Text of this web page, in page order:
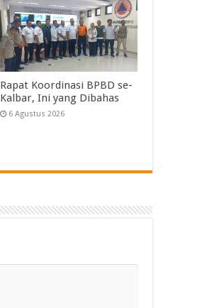
Rapat Koordinasi BPBD se-
Kalbar, Ini yang Dibahas
6 Agustus 2026